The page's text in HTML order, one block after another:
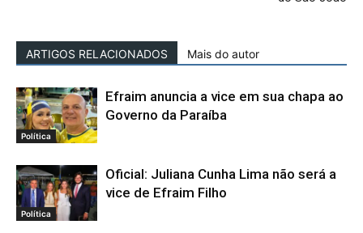
ARTIGOS RELACIONADOS Mais do autor
Política
Efraim anuncia a vice em sua chapa ao
Governo da Paraíba
Política
Oficial: Juliana Cunha Lima não será a
vice de Efraim Filho